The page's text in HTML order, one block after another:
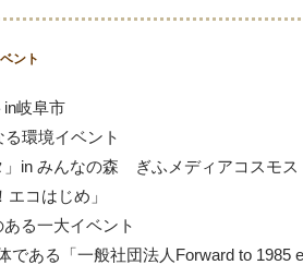
ント
in岐阜市
環境イベント
」in みんなの森 ぎふメディアコスモス
コはじめ」
る一大イベント
である「一般社団法人Forward to 1985